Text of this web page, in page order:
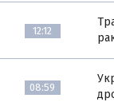
12:12
08:59